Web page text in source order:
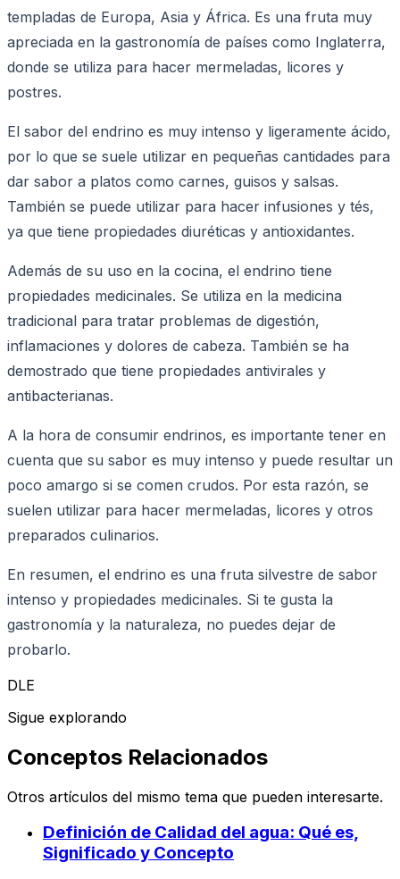
templadas de Europa, Asia y África. Es una fruta muy
apreciada en la gastronomía de países como Inglaterra,
donde se utiliza para hacer mermeladas, licores y
postres.
El sabor del endrino es muy intenso y ligeramente ácido,
por lo que se suele utilizar en pequeñas cantidades para
dar sabor a platos como carnes, guisos y salsas.
También se puede utilizar para hacer infusiones y tés,
ya que tiene propiedades diuréticas y antioxidantes.
Además de su uso en la cocina, el endrino tiene
propiedades medicinales. Se utiliza en la medicina
tradicional para tratar problemas de digestión,
inflamaciones y dolores de cabeza. También se ha
demostrado que tiene propiedades antivirales y
antibacterianas.
A la hora de consumir endrinos, es importante tener en
cuenta que su sabor es muy intenso y puede resultar un
poco amargo si se comen crudos. Por esta razón, se
suelen utilizar para hacer mermeladas, licores y otros
preparados culinarios.
En resumen, el endrino es una fruta silvestre de sabor
intenso y propiedades medicinales. Si te gusta la
gastronomía y la naturaleza, no puedes dejar de
probarlo.
DLE
Sigue explorando
Conceptos Relacionados
Otros artículos del mismo tema que pueden interesarte.
Definición de Calidad del agua: Qué es,
Significado y Concepto